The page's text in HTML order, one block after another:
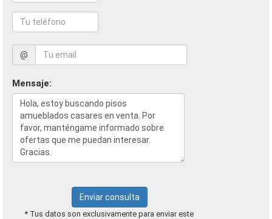
@
Mensaje:
Enviar consulta
* Tus datos son exclusivamente para enviar este